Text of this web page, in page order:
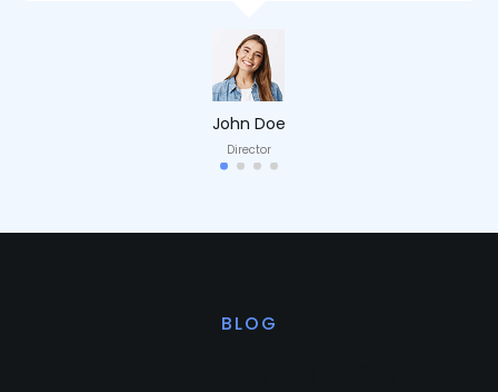
John Doe
Director
BLOG